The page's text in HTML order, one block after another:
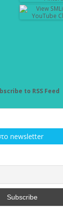
to RSS Feed
newsletter